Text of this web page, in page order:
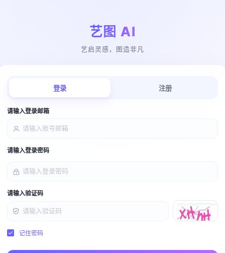
艺图 AI
艺启灵感，图造非凡
登录 注册
请输入登录邮箱
请输入登录密码
请输入验证码
记住密码